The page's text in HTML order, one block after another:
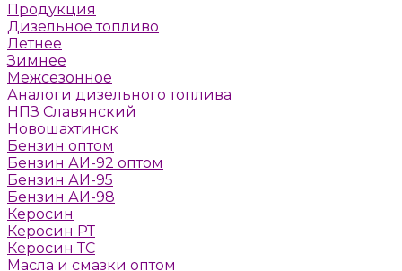
Продукция
Дизельное топливо
Летнее
Зимнее
Межсезонное
Аналоги дизельного топлива
НПЗ Славянский
Новошахтинск
Бензин оптом
Бензин АИ-92 оптом
Бензин АИ-95
Бензин АИ-98
Керосин
Керосин РТ
Керосин ТС
Масла и смазки оптом